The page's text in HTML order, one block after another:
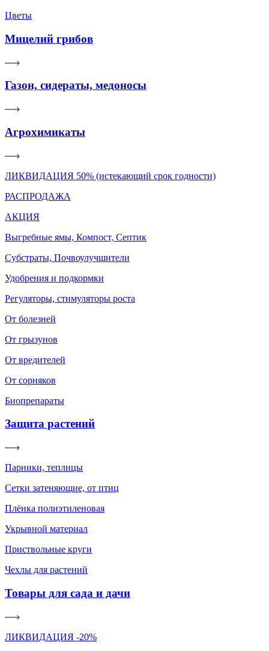
Цветы
Мицелий грибов
Газон, сидераты, медоносы
Агрохимикаты
ЛИКВИДАЦИЯ 50% (истекающий срок годности)
РАСПРОДАЖА
АКЦИЯ
Выгребные ямы, Компост, Септик
Субстраты, Почвоулучшители
Удобрения и подкормки
Регуляторы, стимуляторы роста
От болезней
От грызунов
От вредителей
От сорняков
Биопрепараты
Защита растений
Парники, теплицы
Сетки затеняющие, от птиц
Плёнка полиэтиленовая
Укрывной материал
Приствольные круги
Чехлы для растений
Товары для сада и дачи
ЛИКВИДАЦИЯ -20%